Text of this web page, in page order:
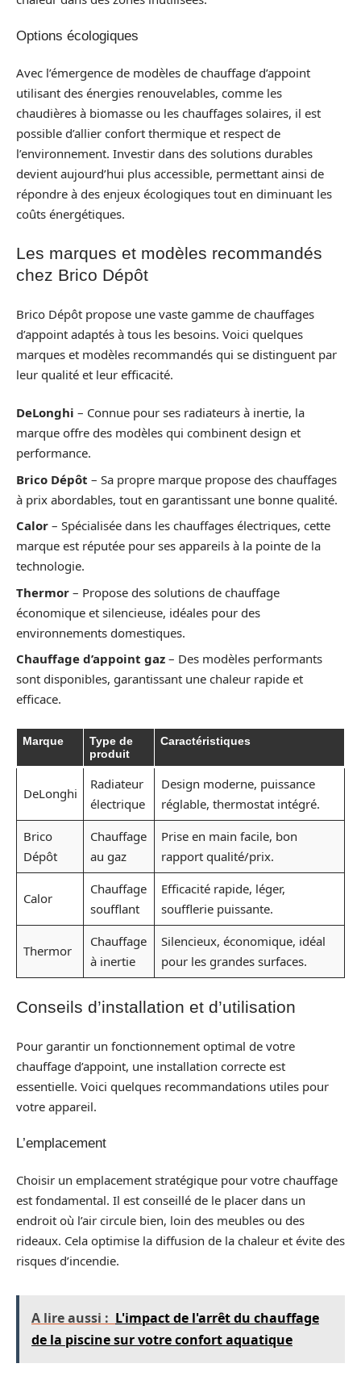
Options écologiques
Avec l’émergence de modèles de chauffage d’appoint
utilisant des énergies renouvelables, comme les
chaudières à biomasse ou les chauffages solaires, il est
possible d’allier confort thermique et respect de
l’environnement. Investir dans des solutions durables
devient aujourd’hui plus accessible, permettant ainsi de
répondre à des enjeux écologiques tout en diminuant les
coûts énergétiques.
Les marques et modèles recommandés
chez Brico Dépôt
Brico Dépôt propose une vaste gamme de chauffages
d’appoint adaptés à tous les besoins. Voici quelques
marques et modèles recommandés qui se distinguent par
leur qualité et leur efficacité.
DeLonghi – Connue pour ses radiateurs à inertie, la
marque offre des modèles qui combinent design et
performance.
Brico Dépôt – Sa propre marque propose des chauffages
à prix abordables, tout en garantissant une bonne qualité.
Calor – Spécialisée dans les chauffages électriques, cette
marque est réputée pour ses appareils à la pointe de la
technologie.
Thermor – Propose des solutions de chauffage
économique et silencieuse, idéales pour des
environnements domestiques.
Chauffage d’appoint gaz – Des modèles performants
sont disponibles, garantissant une chaleur rapide et
efficace.
Marque
Type de
produit
Caractéristiques
DeLonghi
Radiateur
électrique
Design moderne, puissance
réglable, thermostat intégré.
Brico
Dépôt
Chauffage
au gaz
Prise en main facile, bon
rapport qualité/prix.
Calor
Chauffage
soufflant
Efficacité rapide, léger,
soufflerie puissante.
Thermor
Chauffage
à inertie
Silencieux, économique, idéal
pour les grandes surfaces.
Conseils d’installation et d’utilisation
Pour garantir un fonctionnement optimal de votre
chauffage d’appoint, une installation correcte est
essentielle. Voici quelques recommandations utiles pour
votre appareil.
L’emplacement
Choisir un emplacement stratégique pour votre chauffage
est fondamental. Il est conseillé de le placer dans un
endroit où l’air circule bien, loin des meubles ou des
rideaux. Cela optimise la diffusion de la chaleur et évite des
risques d’incendie.
A lire aussi : L'impact de l'arrêt du chauffage
de la piscine sur votre confort aquatique